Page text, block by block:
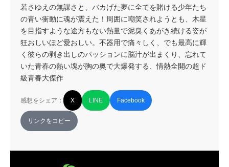
若さゆえの無謀さと、バカげた夢に全てを賭ける少年たち
の青い衝動に魂が震えた！周囲に嘲笑されようとも、木星
を目指すような途方もない熱量で泥臭くあがき続ける姿が
狂おしいほど愛おしい。不器用で痛々しく、でも最高に輝
く彼らの剥き出しのパッションに脳汁が出まくり、忘れて
いた青春の熱い塊が胸の奥で大爆発する、情熱全開の超ド
級青春大傑作
感想をシェア： X LINE Facebook
リンクをコピー